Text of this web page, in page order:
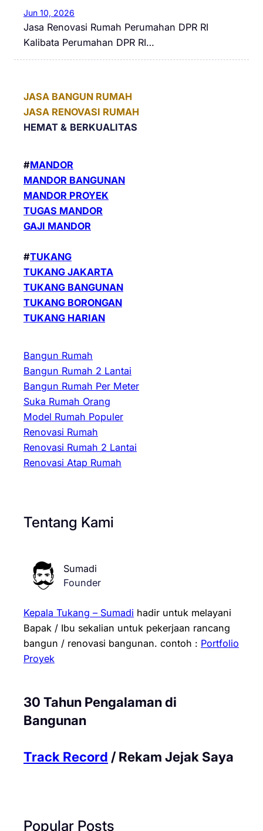
Jun 10, 2026
Jasa Renovasi Rumah Perumahan DPR RI
Kalibata Perumahan DPR RI…
JASA BANGUN RUMAH
JASA RENOVASI RUMAH
HEMAT & BERKUALITAS
#MANDOR
MANDOR BANGUNAN
MANDOR PROYEK
TUGAS MANDOR
GAJI MANDOR
#TUKANG
TUKANG JAKARTA
TUKANG BANGUNAN
TUKANG BORONGAN
TUKANG HARIAN
Bangun Rumah
Bangun Rumah 2 Lantai
Bangun Rumah Per Meter
Suka Rumah Orang
Model Rumah Populer
Renovasi Rumah
Renovasi Rumah 2 Lantai
Renovasi Atap Rumah
Tentang Kami
Sumadi
Founder
Kepala Tukang – Sumadi hadir untuk melayani
Bapak / Ibu sekalian untuk pekerjaan rancang
bangun / renovasi bangunan. contoh : Portfolio
Proyek
30 Tahun Pengalaman di
Bangunan
Track Record / Rekam Jejak Saya
Popular Posts